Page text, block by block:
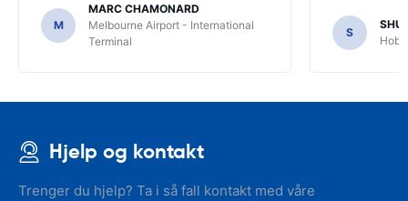
M
MARC CHAMONARD
Melbourne Airport - International
Terminal
S
Hjelp og kontakt
Trenger du hjelp? Ta i så fall kontakt med våre